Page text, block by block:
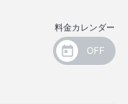
料金カレンダー